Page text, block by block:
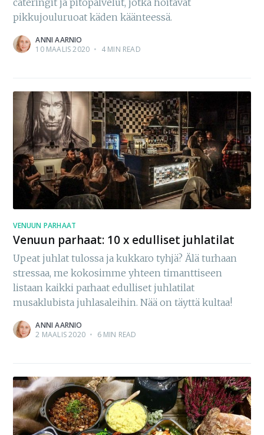
pikkujouluruoat käden käänteessä.
ANNI AARNIO
10 MAALIS 2020 • 4 MIN READ
VENUUN PARHAAT
Venuun parhaat: 10 x edulliset juhlatilat
Upeat juhlat tulossa ja kukkaro tyhjä? Älä turhaan
stressaa, me kokosimme yhteen timanttiseen
listaan kaikki parhaat edulliset juhlatilat
musaklubista juhlasaleihin. Nää on täyttä kultaa!
ANNI AARNIO
2 MAALIS 2020 • 6 MIN READ